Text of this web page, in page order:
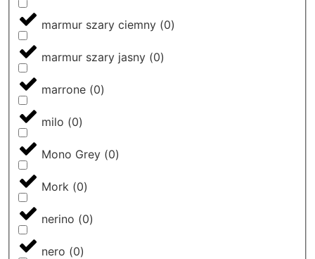
marmur szary ciemny (0)
marmur szary jasny (0)
marrone (0)
milo (0)
Mono Grey (0)
Mork (0)
nerino (0)
nero (0)